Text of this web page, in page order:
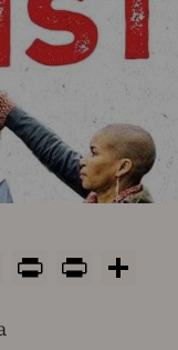
WhatsApp
Print